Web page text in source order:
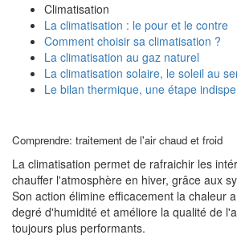
Climatisation
La climatisation : le pour et le contre
Comment choisir sa climatisation ?
La climatisation au gaz naturel
La climatisation solaire, le soleil au
Le bilan thermique, une étape
Comprendre: traitement de l'air chaud et froid
La climatisation permet de rafraichir les
chauffer l'atmosphère en hiver, grâce aux
Son action élimine efficacement la chaleur
degré d'humidité et améliore la qualité de
toujours plus performants.